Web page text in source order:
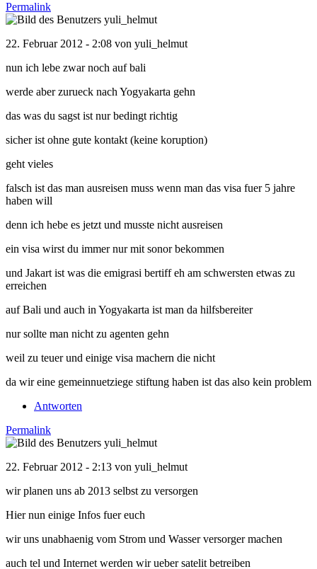
Permalink
22. Februar 2012 - 2:08 von yuli_helmut
nun ich lebe zwar noch auf bali
werde aber zurueck nach Yogyakarta gehn
das was du sagst ist nur bedingt richtig
sicher ist ohne gute kontakt (keine koruption)
geht vieles
falsch ist das man ausreisen muss wenn man das visa fuer 5 jahre
haben will
denn ich hebe es jetzt und musste nicht ausreisen
ein visa wirst du immer nur mit sonor bekommen
und Jakart ist was die emigrasi bertiff eh am schwersten etwas zu
erreichen
auf Bali und auch in Yogyakarta ist man da hilfsbereiter
nur sollte man nicht zu agenten gehn
weil zu teuer und einige visa machern die nicht
da wir eine gemeinnuetziege stiftung haben ist das also kein problem
Antworten
Permalink
22. Februar 2012 - 2:13 von yuli_helmut
wir planen uns ab 2013 selbst zu versorgen
Hier nun einige Infos fuer euch
wir uns unabhaenig vom Strom und Wasser versorger machen
auch tel und Internet werden wir ueber satelit betreiben